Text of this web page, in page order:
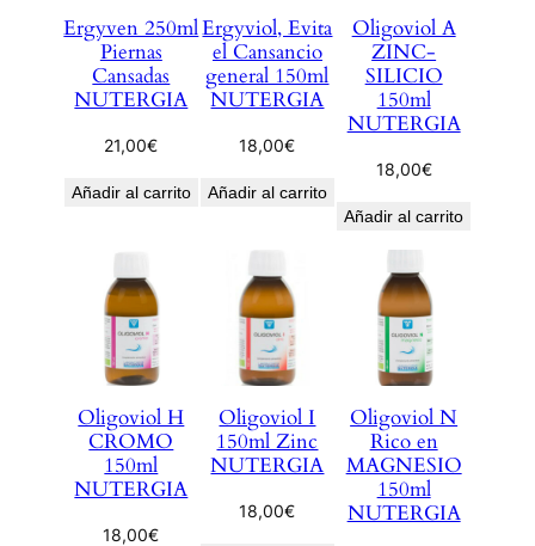
Ergyven 250ml
Piernas
Cansadas
NUTERGIA
21,00€
Añadir al carrito
Ergyviol, Evita
el Cansancio
general 150ml
NUTERGIA
18,00€
Añadir al carrito
Oligoviol A
ZINC-
SILICIO
150ml
NUTERGIA
18,00€
Añadir al carrito
Oligoviol H
CROMO
150ml
NUTERGIA
18,00€
Oligoviol I
150ml Zinc
NUTERGIA
18,00€
Oligoviol N
Rico en
MAGNESIO
150ml
NUTERGIA